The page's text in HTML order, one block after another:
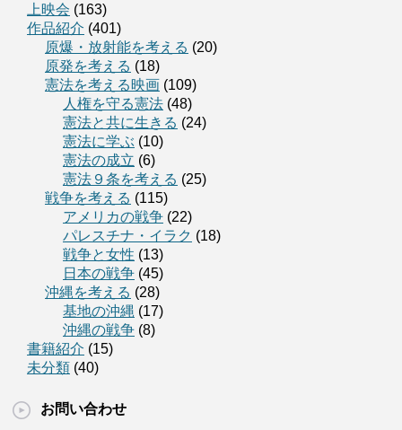
上映会 (163)
作品紹介 (401)
原爆・放射能を考える (20)
原発を考える (18)
憲法を考える映画 (109)
人権を守る憲法 (48)
憲法と共に生きる (24)
憲法に学ぶ (10)
憲法の成立 (6)
憲法９条を考える (25)
戦争を考える (115)
アメリカの戦争 (22)
パレスチナ・イラク (18)
戦争と女性 (13)
日本の戦争 (45)
沖縄を考える (28)
基地の沖縄 (17)
沖縄の戦争 (8)
書籍紹介 (15)
未分類 (40)
お問い合わせ